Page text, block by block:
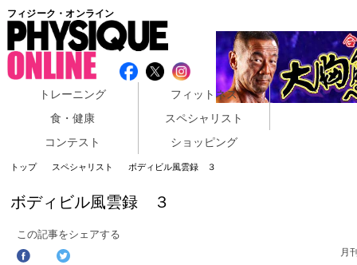
フィジーク・オンライン
トレーニング
フィットネス
食・健康
スペシャリスト
コンテスト
ショッピング
トップ スペシャリスト ボディビル風雲録 ３
ボディビル風雲録 ３
この記事をシェアする
月